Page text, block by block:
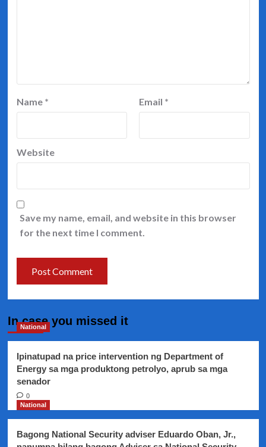
Name * Email *
Website
Save my name, email, and website in this browser
for the next time I comment.
In case you missed it
National
Ipinatupad na price intervention ng Department of
Energy sa mga produktong petrolyo, aprub sa mga
senador
0
National
Bagong National Security adviser Eduardo Oban, Jr.,